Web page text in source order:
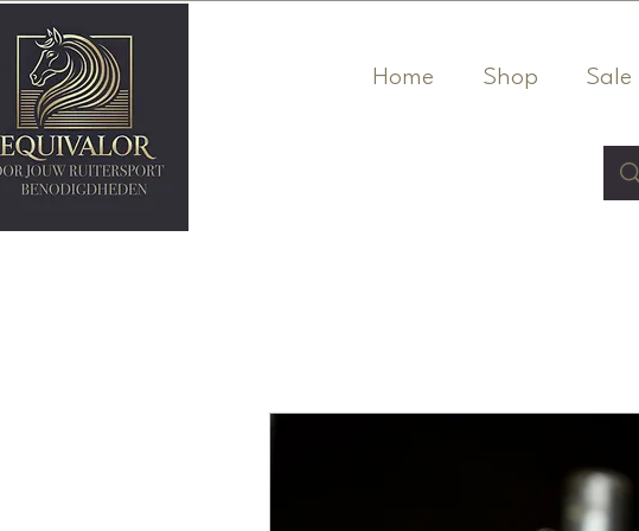
Home Shop Sale